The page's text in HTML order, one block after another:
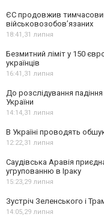
ЄС продовжив тимчасовий
військовозобов’язаних
18:41,31 липня
Безмитний ліміт у 150
українців
16:41,31 липня
До розслідування
України
14:14,31 липня
В Україні проводять
12:22,31 липня
Саудівська Аравія
угрупованню в Іраку
15:23,29 липня
Зустріч Зеленського і
14:05,29 липня